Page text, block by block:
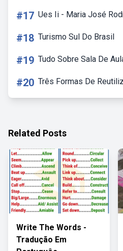
#17 Ues Ii - Maria José
#18 Turismo Sul Do Brasil
#19 Tudo Sobre Sala De
#20 Três Formas De
Related Posts
Write The Words -
Tradução Em